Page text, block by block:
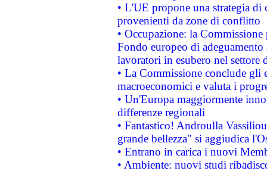
• L'UE propone una strategia
provenienti da zone di conflitto
• Occupazione: la
Fondo europeo di
lavoratori in esubero nel
• La Commissione conclude
macroeconomici e valuta i
• Un'Europa maggiormente
differenze regionali
• Fantastico! Androulla
grande bellezza" si aggiudica
• Entrano in carica i nuovi
• Ambiente: nuovi studi